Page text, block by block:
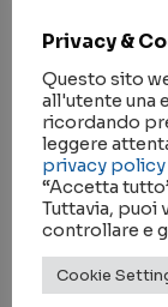
Seminari
Privacy &
Questo sito
all'utente una
ricordando
leggere
privacy policy
“Accetta
Tuttavia, puoi
controllare e
Cookie